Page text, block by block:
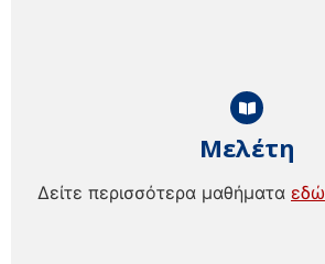
Μελέτη
Δείτε περισσότερα μαθήματα εδώ